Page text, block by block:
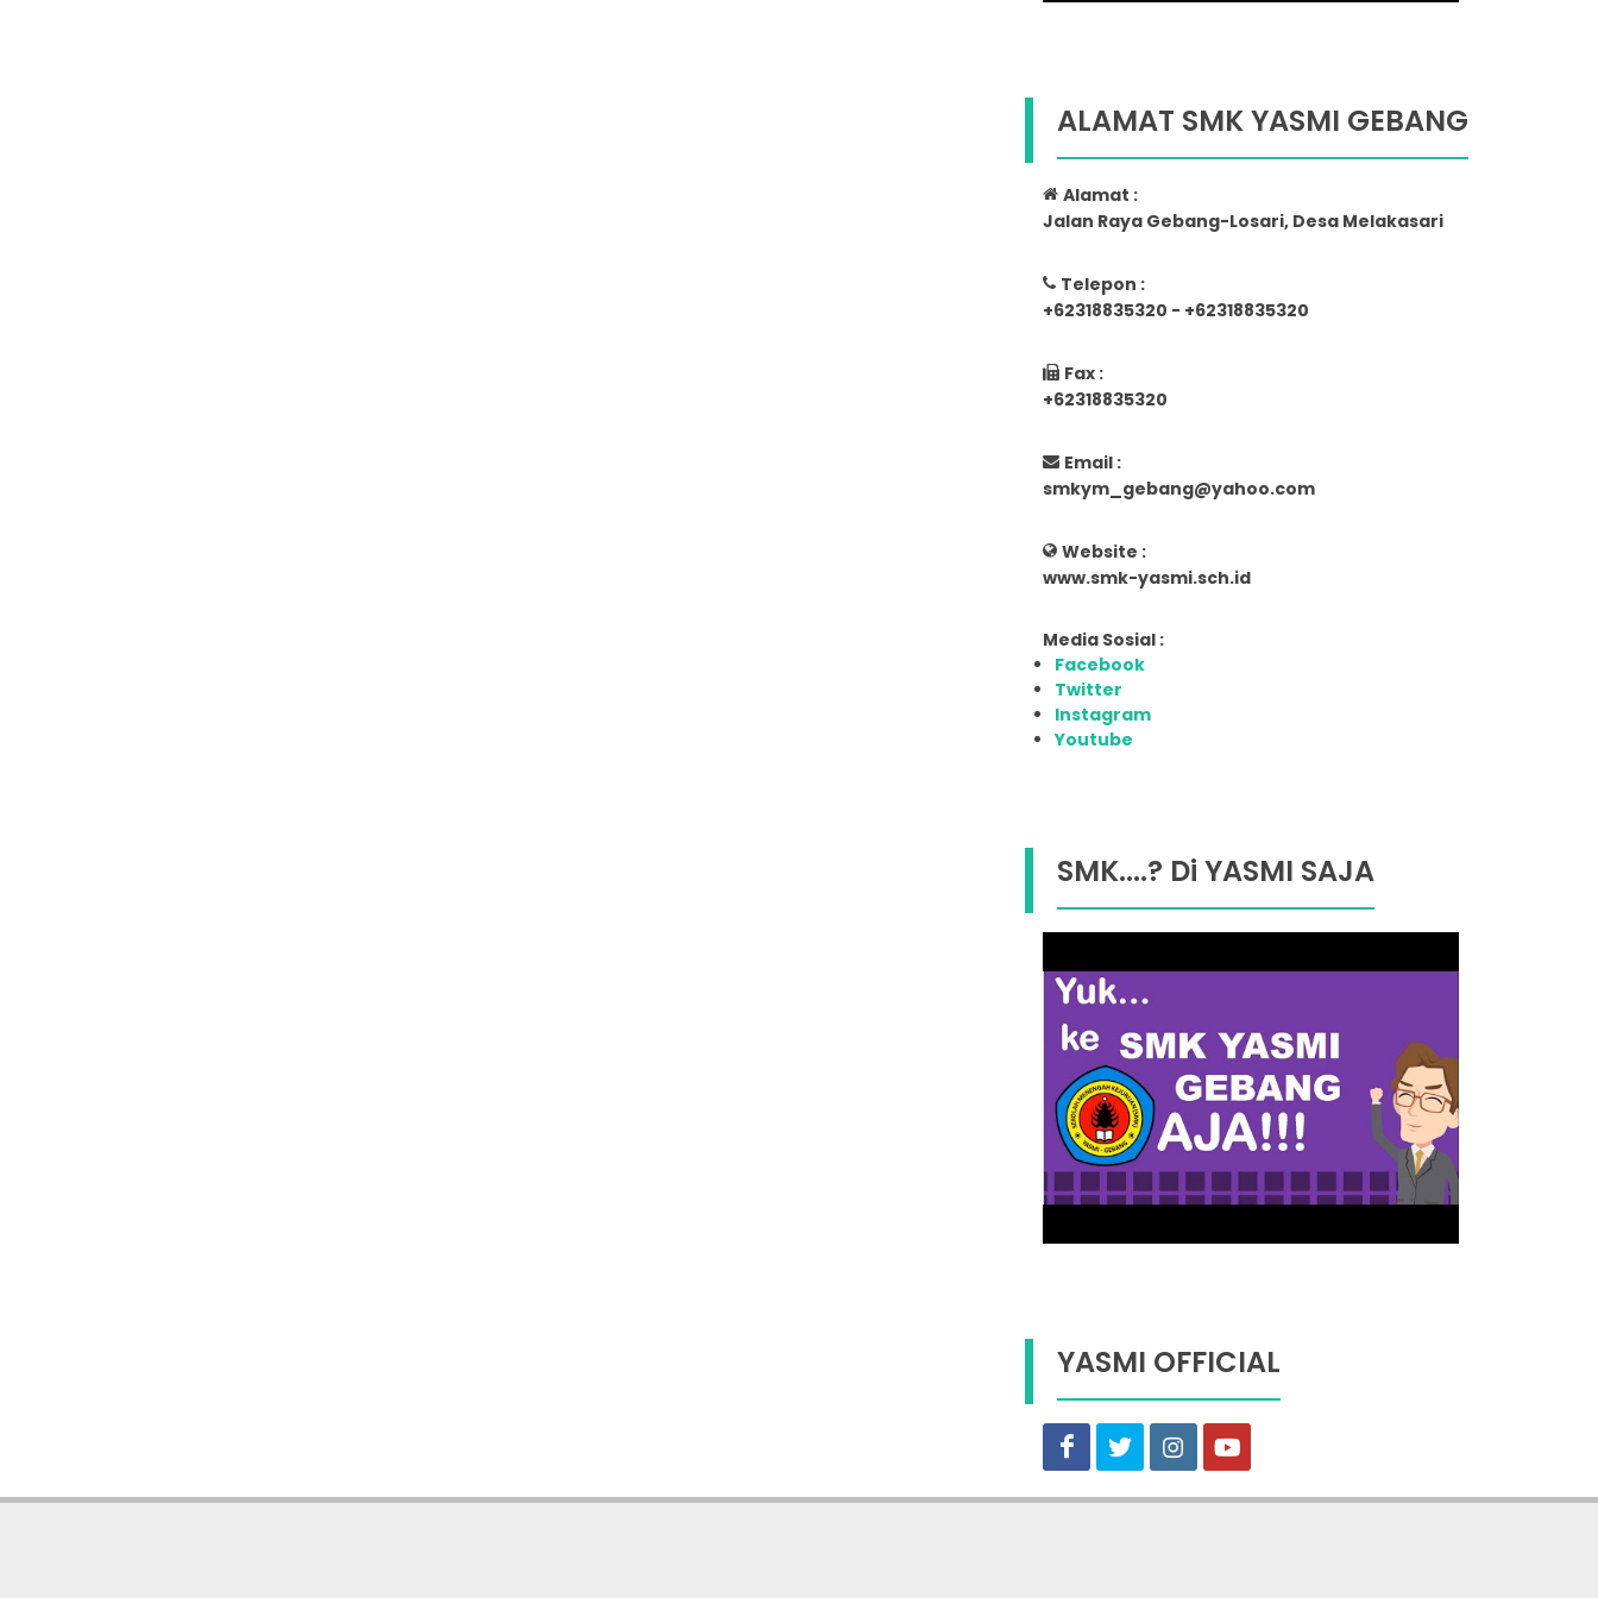
ALAMAT SMK YASMI GEBANG
Alamat :
Jalan Raya Gebang-Losari, Desa Melakasari
Telepon :
+62318835320 - +62318835320
Fax :
+62318835320
Email :
smkym_gebang@yahoo.com
Website :
www.smk-yasmi.sch.id
Media Sosial :
Facebook
Twitter
Instagram
Youtube
SMK....? Di YASMI SAJA
YASMI OFFICIAL